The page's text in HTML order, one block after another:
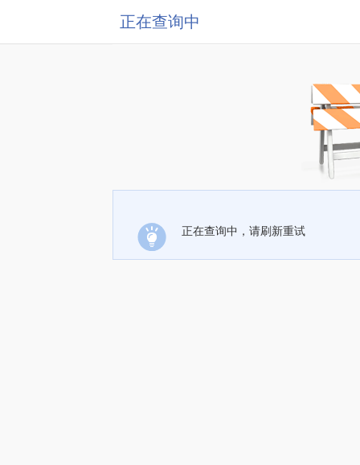
正在查询中
正在查询中，请刷新重试